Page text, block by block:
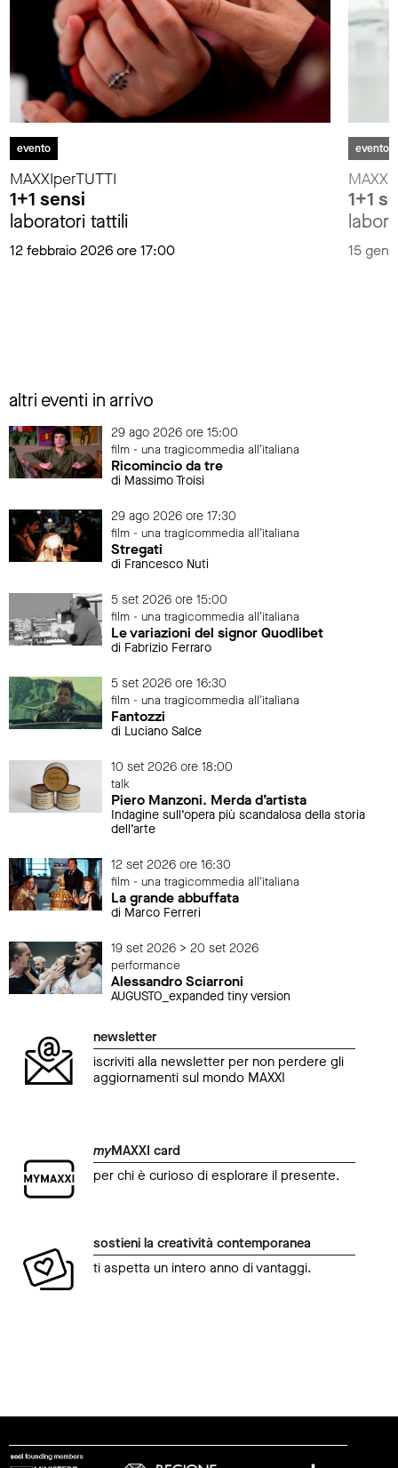
evento
MAXXIperTUTTI
1+1 sensi
laboratori tattili
12 febbraio 2026 ore 17:00
evento
1+1
15
altri eventi in arrivo
29 ago 2026 ore 15:00
film - una tragicommedia all'italiana
Ricomincio da tre
di Massimo Troisi
29 ago 2026 ore 17:30
film - una tragicommedia all'italiana
Stregati
di Francesco Nuti
5 set 2026 ore 15:00
film - una tragicommedia all'italiana
Le variazioni del signor Quodlibet
di Fabrizio Ferraro
5 set 2026 ore 16:30
film - una tragicommedia all'italiana
Fantozzi
di Luciano Salce
10 set 2026 ore 18:00
talk
Piero Manzoni. Merda d’artista
Indagine sull’opera più scandalosa della storia
dell’arte
12 set 2026 ore 16:30
film - una tragicommedia all'italiana
La grande abbuffata
di Marco Ferreri
19 set 2026 > 20 set 2026
performance
Alessandro Sciarroni
AUGUSTO_expanded tiny version
newsletter
iscriviti alla newsletter per non perdere gli
aggiornamenti sul mondo MAXXI
myMAXXI card
per chi è curioso di esplorare il presente.
sostieni la creatività contemporanea
ti aspetta un intero anno di vantaggi.